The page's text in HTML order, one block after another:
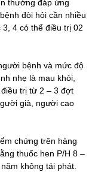
thường đáp ứng
đòi hỏi cần nhiều
4 có thể điều trị 02
bệnh và mức độ
nhẹ là mau khỏi,
trị từ 2 – 3 đợt
già, người cao
chứng trên hàng
thuốc hen P/H 8 –
không tái phát.